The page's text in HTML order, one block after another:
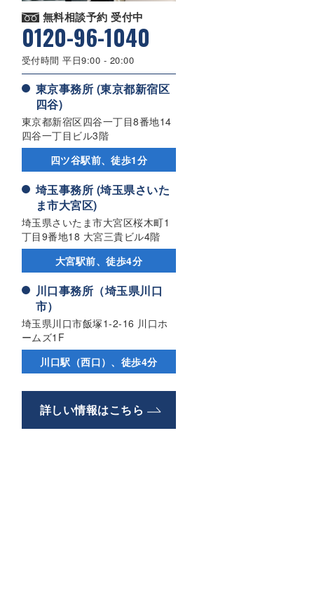
無料相談予約 受付中
0120-96-1040
受付時間 平日9:00 - 20:00
東京事務所 (東京都新宿区
四谷)
東京都新宿区四谷一丁目8番地14
四谷一丁目ビル3階
四ツ谷駅前、徒歩1分
埼玉事務所 (埼玉県さいた
ま市大宮区)
埼玉県さいたま市大宮区桜木町1
丁目9番地18 大宮三貴ビル4階
大宮駅前、徒歩4分
川口事務所（埼玉県川口
市）
埼玉県川口市飯塚1-2-16 川口ホ
ームズ1F
川口駅（西口）、徒歩4分
詳しい情報はこちら